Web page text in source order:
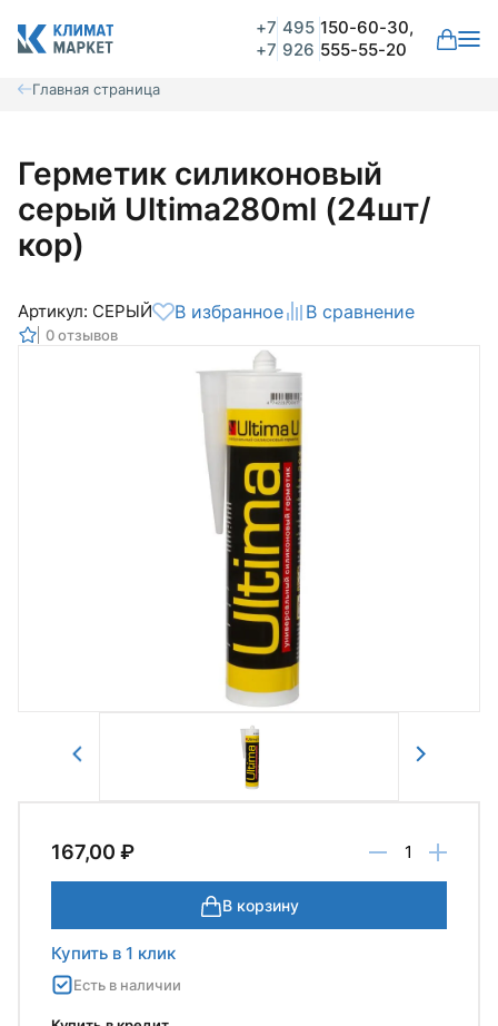
+7 495 150-60-30,
+7 926 555-55-20
Главная страница
Герметик силиконовый
серый Ultima280ml (24шт/
кор)
Артикул: СЕРЫЙ В избранное В сравнение
0 отзывов
167,00 ₽
В корзину
Купить в 1 клик
Есть в наличии
Общая оценка
Комментарий
Вероятно ранее вы уже совершали
покупки на нашем сайте и ваш аккаунт
был создан автоматически.
Для оформления заказа необходимо
войти в личный кабинет.
Авторизоваться